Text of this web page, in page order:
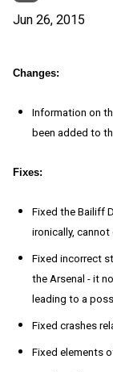
Jun 26, 2015
Changes:
Information on
been added to
Fixes:
Fixed the Bailiff
ironically,
Fixed incorrect
the Arsenal - it
leading to a
Fixed crashes
Fixed elements